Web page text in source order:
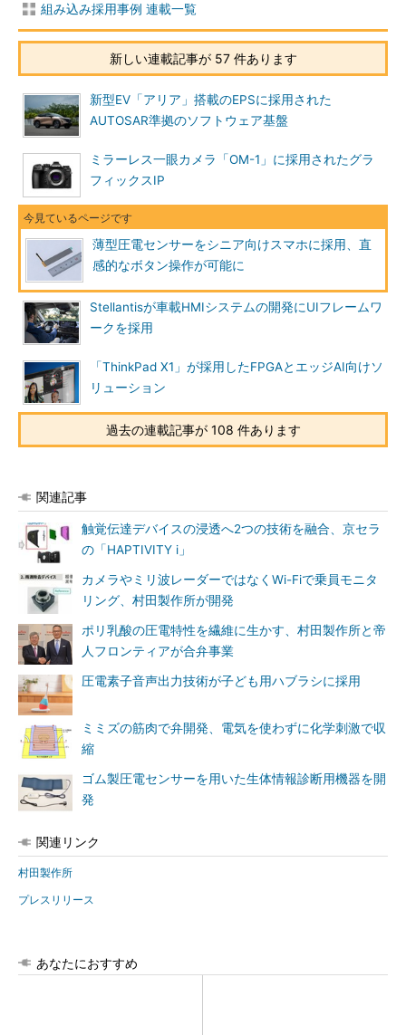
組み込み採用事例 連載一覧
新しい連載記事が 57 件あります
新型EV「アリア」搭載のEPSに採用された
AUTOSAR準拠のソフトウェア基盤
ミラーレス一眼カメラ「OM-1」に採用されたグラ
フィックスIP
薄型圧電センサーをシニア向けスマホに採用、直
感的なボタン操作が可能に
Stellantisが車載HMIシステムの開発にUIフレームワ
ークを採用
「ThinkPad X1」が採用したFPGAとエッジAI向けソ
リューション
過去の連載記事が 108 件あります
関連記事
触覚伝達デバイスの浸透へ2つの技術を融合、京セラ
の「HAPTIVITY i」
カメラやミリ波レーダーではなくWi-Fiで乗員モニタ
リング、村田製作所が開発
ポリ乳酸の圧電特性を繊維に生かす、村田製作所と帝
人フロンティアが合弁事業
圧電素子音声出力技術が子ども用ハブラシに採用
ミミズの筋肉で弁開発、電気を使わずに化学刺激で収
縮
ゴム製圧電センサーを用いた生体情報診断用機器を開
発
関連リンク
村田製作所
プレスリリース
あなたにおすすめ